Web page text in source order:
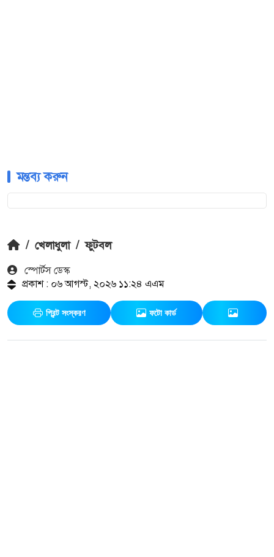
মন্তব্য করুন
/ খেলাধুলা / ফুটবল
স্পোর্টস ডেস্ক
প্রকাশ : ০৬ আগস্ট, ২০২৬ ১১:২৪ এএম
প্রিন্ট সংস্করণ ফটো কার্ড